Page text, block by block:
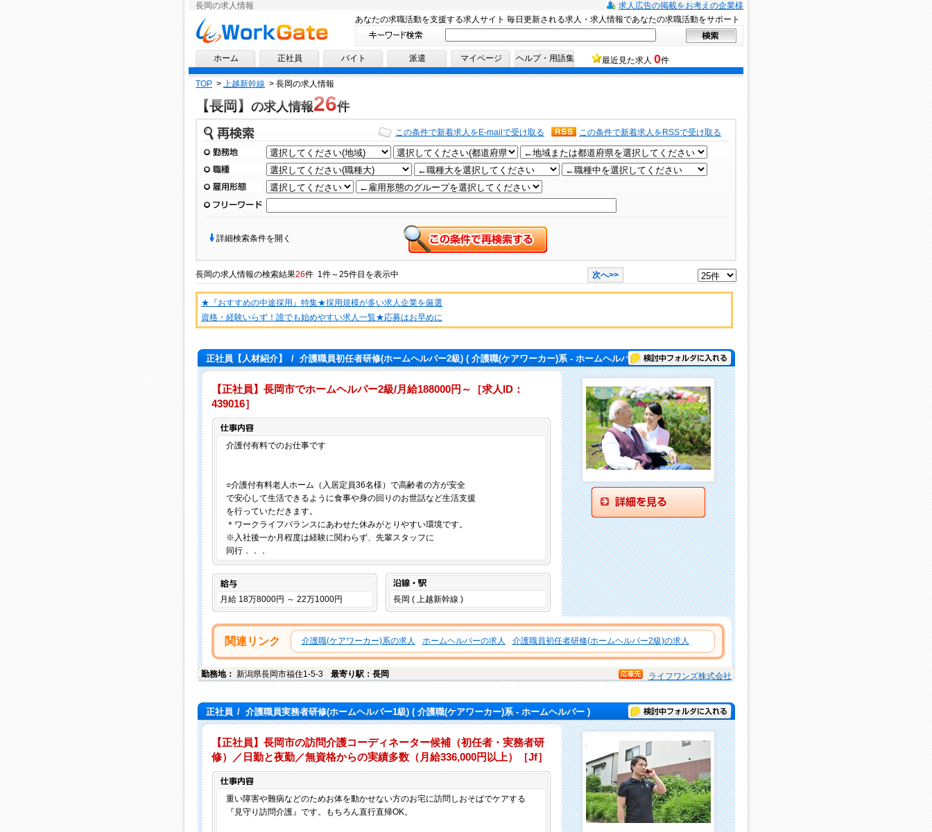
長岡の求人情報
求人広告の掲載をお考えの企業様
求人情報ならワークゲートへ！
あなたの求職活動を支援する求人サイト 毎日更新される求人・求人情報であなたの求職活動をサポート
ホーム 正社員 バイト 派遣 マイページ ヘルプ・用語集 最近見た求人 0件
TOP > 上越新幹線 > 長岡の求人情報
【長岡】 の求人情報26件
再検索 この条件で新着求人をRSSで受け取る
この条件で新着求人をE-mailで受け取る
勤務地
職種
雇用形態
フリーワード
詳細検索条件を開く
長岡の求人情報の検索結果26件 1件～25件目を表示中 次へ>>
★『おすすめの中途採用』特集★採用規模が多い求人企業を厳選
資格・経験いらず！誰でも始めやすい求人一覧★応募はお早めに
正社員【人材紹介】 / 介護職員初任者研修(ホームヘルパー2級)( 介護職(ケアワーカー)系 - ホームヘルパー )検討中フォルダに入れる
【正社員】長岡市でホームヘルパー2級/月給188000円～［求人ID：
439016］
介護付有料でのお仕事です
○介護付有料老人ホーム（入居定員36名様）で高齢者の方が安全
で安心して生活できるように食事や身の回りのお世話など生活支援
を行っていただきます。
＊ワークライフバランスにあわせた休みがとりやすい環境です。
※入社後一か月程度は経験に関わらず、先輩スタッフに
同行．．．
給与
月給 18万8000円 ～ 22万1000円 長岡 ( 上越新幹線 )
関連リンク 介護職(ケアワーカー)系の求人 ホームヘルパーの求人 介護職員初任者研修(ホームヘルパー2級)の求人
勤務地： 新潟県長岡市福住1-5-3 最寄り駅：長岡 ライフワンズ株式会社
正社員 / 介護職員実務者研修(ホームヘルパー1級)( 介護職(ケアワーカー)系 - ホームヘルパー ) 検討中フォルダに入れる
【正社員】長岡市の訪問介護コーディネーター候補（初任者・実務者研
修）／日勤と夜勤／無資格からの実績多数（月給336,000円以上）［Jf］
重い障害や難病などのためお体を動かせない方のお宅に訪問しおそばでケアする
『見守り訪問介護』です。もちろん直行直帰OK。